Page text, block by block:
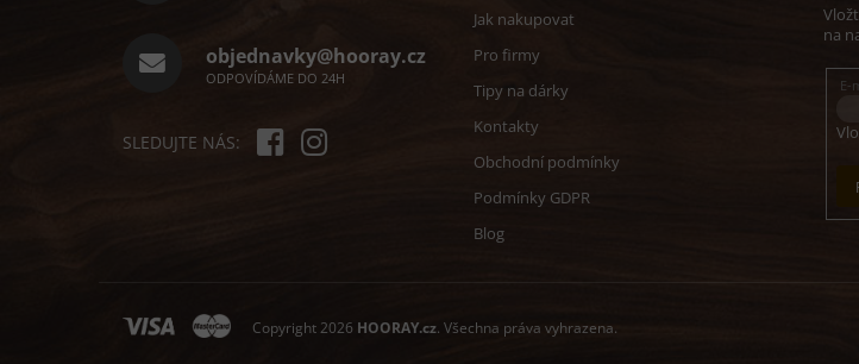
objednavky@hooray.cz
ODPOVÍDÁME DO 24H
SLEDUJTE NÁS:
Jak nakupovat
Pro firmy
Tipy na dárky
Kontakty
Obchodní podmínky
Podmínky GDPR
Blog
na
E-
Copyright 2026 HOORAY.cz. Všechna práva vyhrazena.